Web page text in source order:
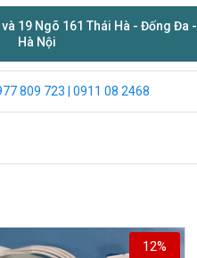
và 19 Ngõ 161 Thái Hà - Đống Đa -
Hà Nội
809 723 | 0911 08 2468
12%